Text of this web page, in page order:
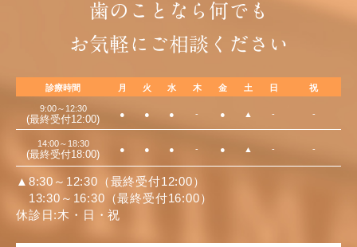
歯のことなら何でも
お気軽にご相談ください
診療時間 月 火 水 木 金 土 日 祝
9:00～12:30
(最終受付12:00) ● ● ● - ● ▲ - -
14:00～18:30
(最終受付18:00) ● ● ● - ● ▲ - -
▲8:30～12:30（最終受付12:00）
13:30～16:30（最終受付16:00）
休診日:木・日・祝